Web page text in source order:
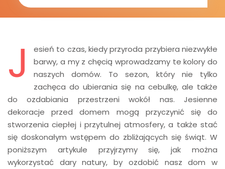
J
esień to czas, kiedy przyroda przybiera niezwykłe
barwy, a my z chęcią wprowadzamy te kolory do
naszych domów. To sezon, który nie tylko
zachęca do ubierania się na cebulkę, ale także
do ozdabiania przestrzeni wokół nas. Jesienne
dekoracje przed domem mogą przyczynić się do
stworzenia ciepłej i przytulnej atmosfery, a także stać
się doskonałym wstępem do zbliżających się świąt. W
poniższym artykule przyjrzymy się, jak można
wykorzystać dary natury, by ozdobić nasz dom w